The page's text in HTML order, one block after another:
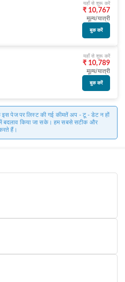
यहाँ से शुरू करें
₹ 10,767
मूल्य/यात्री
बुक करें
यहाँ से शुरू करें
₹ 10,789
मूल्य/यात्री
बुक करें
इस पेज पर लिस्ट की गई कीमतें अप - टू - डेट न हों
बदलाव किया जा सके। हम सबसे सटीक और
हैं।